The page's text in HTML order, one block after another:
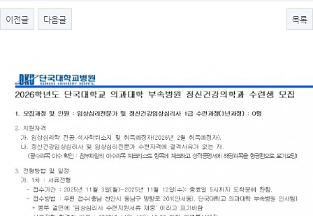
이전글 다음글 목록